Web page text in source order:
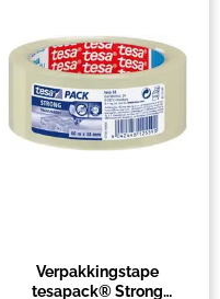
Verpakkingstape
tesapack® Strong